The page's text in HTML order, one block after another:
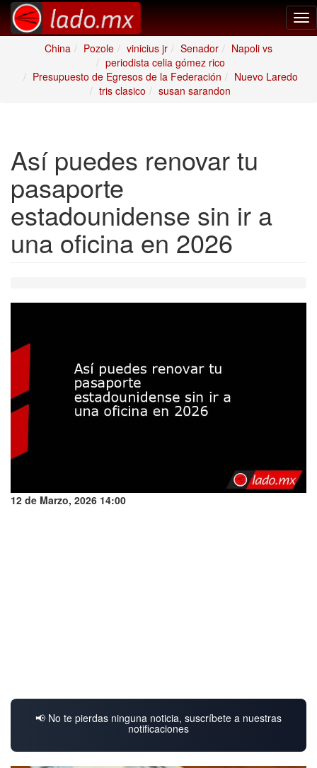
China
Pozole vinicius jr Senador
Napoli vs
periodista celia gómez rico
Presupuesto de Egresos de la Federación
Nuevo Laredo
tris clasico
susan sarandon
Así puedes renovar tu
pasaporte
estadounidense sin ir a
una oficina en 2026
12 de Marzo, 2026 14:00
📢 No te pierdas ninguna noticia, suscríbete a nuestras
notificaciones